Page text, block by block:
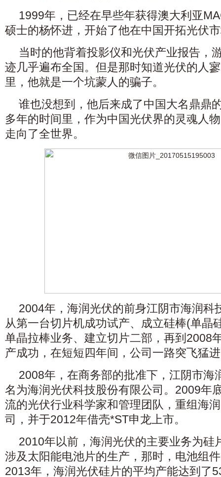
1999年，已经在早些年获得澳大利亚
硕士的杨怀进，开始了他在中国开拓光伏
当时的他背着投影仪和光伏产业报告，
迹几乎遍布全国。但是那时知道光伏的人
里，他就是一个坑蒙人的骗子。
谁也没想到，他后来成了中国大名鼎鼎
多年的时间里，作为中国光伏界的灵魂人
走向了全世界。
2004年，海润光伏的前身江阴市海润科
从第一台切片机成功试产、成立硅棒(单晶
单晶拉棒业务、建立切片二部，再到2008
产成功，在短短四年间，公司一路突飞猛
2008年，在商务部的批准下，江阴市海
名为海润光伏科技股份有限公司。2009年
流的光伏行业科学家和管理团队，重组海
司，并于2012年借壳*ST申龙上市。
2010年以前，海润光伏的主要业务为硅
涉及太阳能电池片的生产，那时，电池组
2013年，海润光伏硅片的平均产能达到了